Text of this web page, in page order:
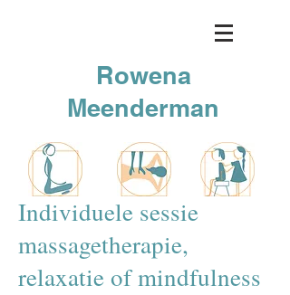
Rowena
Meenderman
Individuele sessie
massagetherapie,
relaxatie of mindfulness